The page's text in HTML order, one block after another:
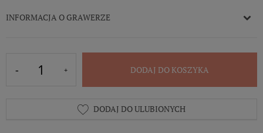
INFORMACJA O GRAWERZE
DODAJ DO KOSZYKA
DODAJ DO ULUBIONYCH